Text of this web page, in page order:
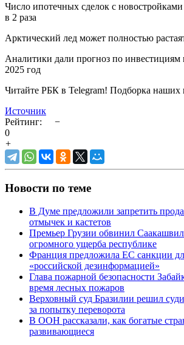
Число ипотечных сделок с
в 2 раза
Арктический лед может полностью
Аналитики дали прогноз по инвестициям
2025 год
Читайте РБК в Telegram! Подборка наших
Источник
Рейтинг: −
0
+
Новости по теме
В Думе предложили запретить
отмычек и кастетов
Премьер Грузии обвинил
огромного ущерба республике
Франция предложила ЕС санкции
«российской дезинформацией»
Глава пожарной безопасности
время лесных пожаров
Верховный суд Бразилии решил
за попытку переворота
В ООН рассказали, как богатые
развивающиеся